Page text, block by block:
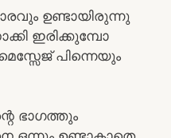
ഉണ്ടായിരുന്നു
ഇരിക്കുമ്പോ
പിന്നെയും
ഭാഗത്തും